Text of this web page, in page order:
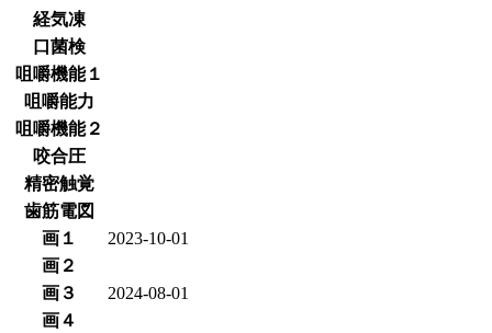
経気凍
口菌検
咀嚼機能１
咀嚼能力
咀嚼機能２
咬合圧
精密触覚
歯筋電図
画１
2023-10-01
画２
画３
2024-08-01
画４